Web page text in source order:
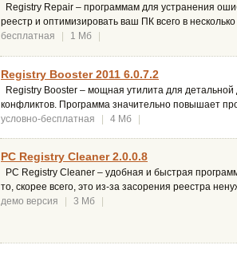
Registry Repair – программам для устранения
реестр и оптимизировать ваш ПК всего в
бесплатная
| 1 Мб |
Registry Booster 2011 6.0.7.2
Registry Booster – мощная утилита для детальной
конфликтов. Программа значительно повышает
условно-бесплатная
| 4 Мб |
PC Registry Cleaner 2.0.0.8
PC Registry Cleaner – удобная и быстрая
то, скорее всего, это из-за засорения реестра
демо версия
| 3 Мб |